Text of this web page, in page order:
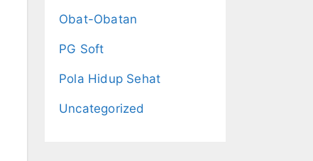
Obat-Obatan
PG Soft
Pola Hidup Sehat
Uncategorized